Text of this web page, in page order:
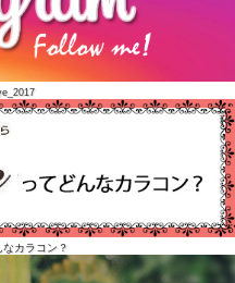
カラコン？